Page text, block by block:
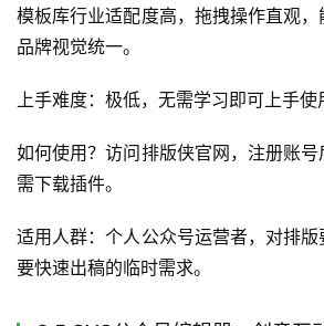
模板库行业适配度高，拖拽操作直观
品牌视觉统一。
上手难度：极低，无需学习即可上手使
如何使用？访问排版侠官网，注册账
需下载插件。
适用人群：个人公众号运营者，对排
要快速出稿的临时需求。